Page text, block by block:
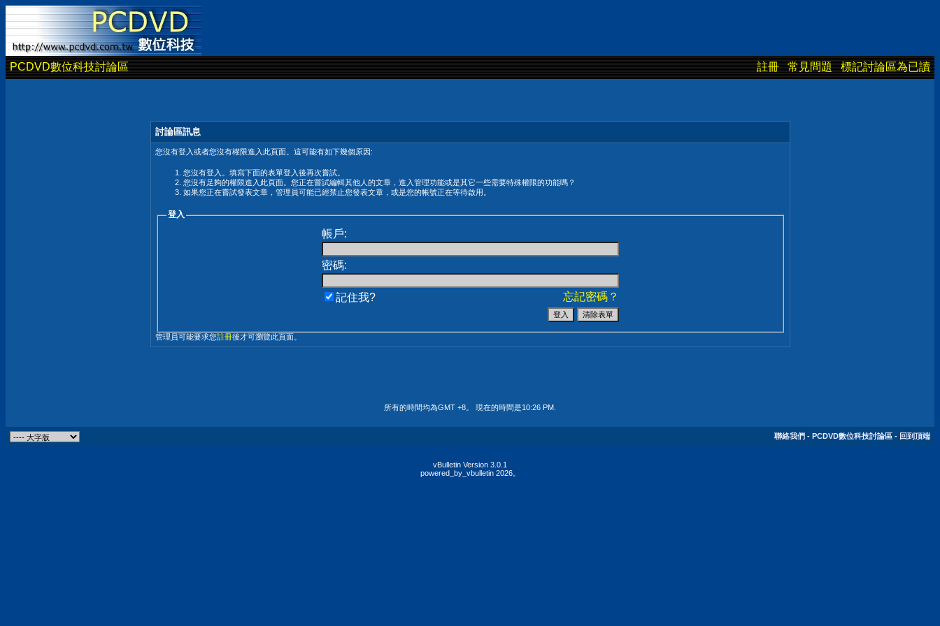
PCDVD數位科技討論區 註冊 常見問題 標記討論區為已讀
討論區訊息
您沒有登入或者您沒有權限進入此頁面。這可能有如下幾個原因:
您沒有登入。填寫下面的表單登入後再次嘗試。
您沒有足夠的權限進入此頁面。您正在嘗試編輯其他人的文章，進入管理功能或是其它一些需要特殊權限的功能嗎？
如果您正在嘗試發表文章，管理員可能已經禁止您發表文章，或是您的帳號正在等待啟用。
登入
帳戶:
密碼:
忘記密碼？
記住我?
管理員可能要求您註冊後才可瀏覽此頁面。
所有的時間均為GMT +8。 現在的時間是10:26 PM
聯絡我們 - PCDVD數位科技討論區 - 回到頂端
vBulletin Version 3.0.1
powered_by_vbulletin 2026。